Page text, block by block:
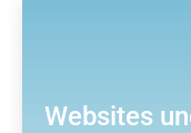
Websites